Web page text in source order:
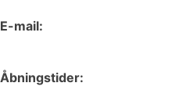
E-mail:
Åbningstider: